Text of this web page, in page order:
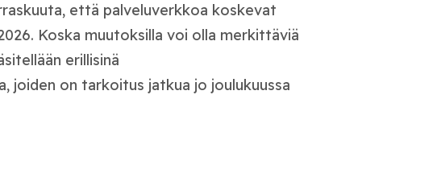
että palveluverkkoa koskevat
Koska muutoksilla voi olla merkittäviä
erillisinä
joiden on tarkoitus jatkua jo joulukuussa